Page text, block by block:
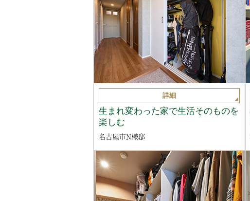
詳細
生まれ変わった家で生活そのものを
楽しむ
名古屋市N様邸